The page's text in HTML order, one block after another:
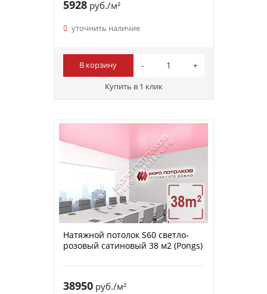
5928руб./м²
уточнить наличие
В корзину
Купить в 1 клик
Натяжной потолок S60 светло-
розовый сатиновый 38 м2 (Pongs)
38950руб./м²